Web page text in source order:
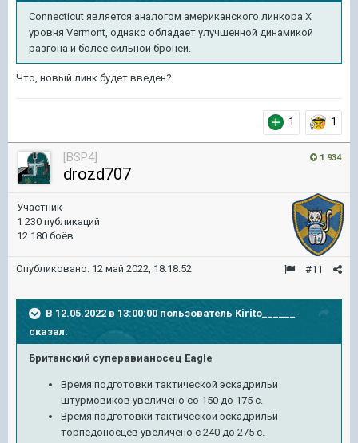
Connecticut является аналогом американского линкора Х
уровня Vermont, однако обладает улучшенной динамикой
разгона и более сильной броней.
Что, новый линк будет введен?
1 1
1 934
[BSP4]
drozd707
Участник
1 230 публикаций
12 180 боёв
#11
Опубликовано: 12 май 2022, 18:18:52
В 12.05.2022 в 13:00:00 пользователь Kirito______
сказал:
Британский суперавианосец Eagle
Время подготовки тактической эскадрильи
штурмовиков увеличено со 150 до 175 с.
Время подготовки тактической эскадрильи
торпедоносцев увеличено с 240 до 275 с.